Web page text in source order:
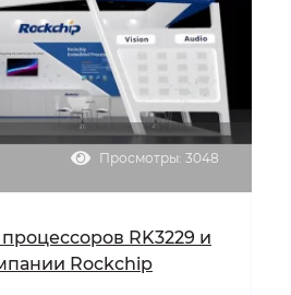
Просмотры: 3048
RK3229 и
Rockchip